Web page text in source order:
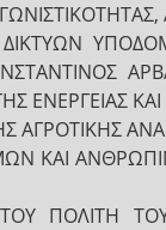
ΕΝΕΡΓΕΙΑΣ
ΑΓΡΟΤΙΚΗΣ
ΚΑΙ
ΠΟΛΙΤΗ